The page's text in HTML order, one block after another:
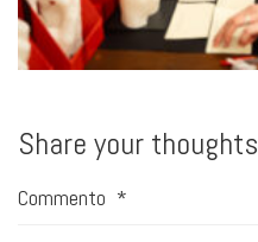
Share your thoughts
Commento *